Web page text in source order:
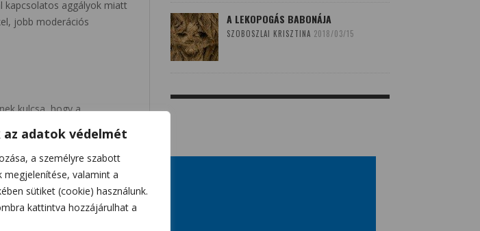
adatok védelmét
a személyre szabott
valamint a
sütiket (cookie) használunk.
kattintva hozzájárulhat a
kapcsolatos aggályok miatt
jobb moderációs
kulcsa, hogy a
ki, pontosan milyen
mellett is lesznek
aktusok, vagy
a mesterséges
A LEKOPOGÁS BABONÁJA
SZOBOSZLAI KRISZTINA 2018/03/15